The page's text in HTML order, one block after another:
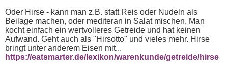
Oder Hirse - kann man z.B. statt Reis oder Nudeln als
Beilage machen, oder mediteran in Salat mischen. Man
kocht einfach ein wertvolleres Getreide und hat keinen
Aufwand. Geht auch als "Hirsotto" und vieles mehr. Hirse
bringt unter anderem Eisen mit...
https://eatsmarter.de/lexikon/warenkunde/getreide/hirse